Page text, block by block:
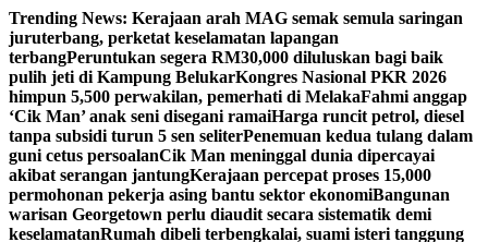
Skip
to
content
Trending News: Kerajaan arah MAG semak semula saringan
juruterbang, perketat keselamatan lapangan
terbangPeruntukan segera RM30,000 diluluskan bagi baik
pulih jeti di Kampung BelukarKongres Nasional PKR 2026
himpun 5,500 perwakilan, pemerhati di MelakaFahmi anggap
‘Cik Man’ anak seni disegani ramaiHarga runcit petrol, diesel
tanpa subsidi turun 5 sen seliterPenemuan kedua tulang dalam
guni cetus persoalanCik Man meninggal dunia dipercayai
akibat serangan jantungKerajaan percepat proses 15,000
permohonan pekerja asing bantu sektor ekonomiBangunan
warisan Georgetown perlu diaudit secara sistematik demi
keselamatanRumah dibeli terbengkalai, suami isteri tanggung